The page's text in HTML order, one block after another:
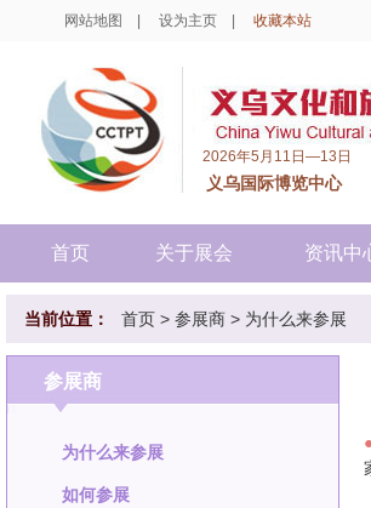
网站地图 设为主页 收藏本站
2026年5月11日—13日
义乌国际博览中心
首页 关于展会 资讯中
当前位置： 首页 > 参展商 > 为什么来参展
参展商
为什么来参展
如何参展
●